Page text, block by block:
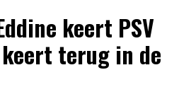
keert PSV
terug in de